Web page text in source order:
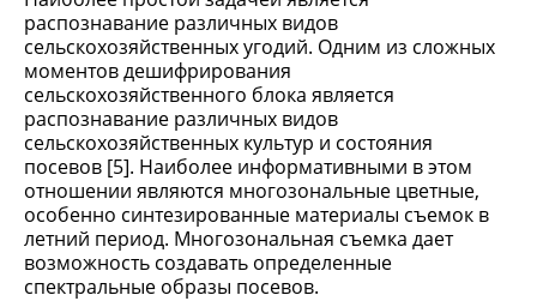
распознавание различных видов
сельскохозяйственных угодий. Одним из сложных
моментов дешифрирования
сельскохозяйственного блока является
распознавание различных видов
сельскохозяйственных культур и состояния
посевов [5]. Наиболее информативными в этом
отношении являются многозональные цветные,
особенно синтезированные материалы съемок в
летний период. Многозональная съемка дает
возможность создавать определенные
спектральные образы посевов.